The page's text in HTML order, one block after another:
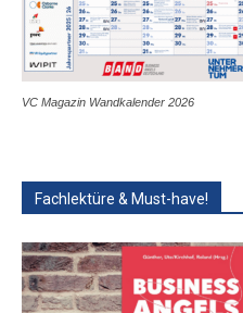
VC Magazin Wandkalender 2026
Fachlektüre & Must-have!